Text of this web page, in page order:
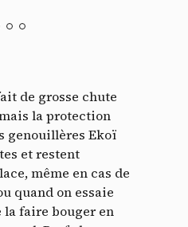
de grosse chute
la protection
genouillères Ekoï
et restent
même en cas de
quand on essaie
faire bouger en